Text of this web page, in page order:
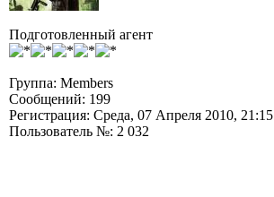
Подготовленный агент
Группа: Members
Сообщений: 199
Регистрация: Среда, 07 Апреля 2010, 21:15
Пользователь №: 2 032